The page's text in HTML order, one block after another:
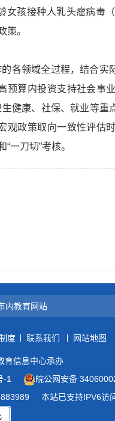
孩接种人乳头瘤病毒
策。
各领域全过程，结合实
算内投资支持社会事
健康、社保、就业等
政策取向一致性评估
一刀切”考核。
内教育网站
度 联系我们 网站地图
育信息中心承办
-1
皖公网安备
本站已支持IPV6访